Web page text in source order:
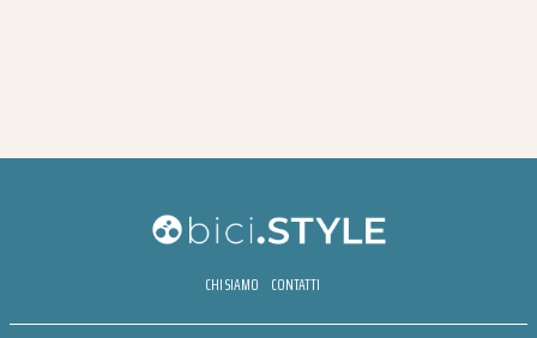
CHI SIAMO CONTATTI